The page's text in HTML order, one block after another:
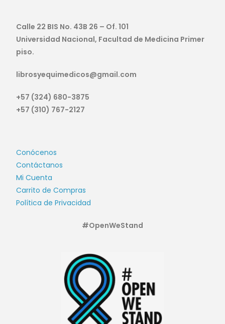
Calle 22 BIS No. 43B 26 – Of. 101
Universidad Nacional, Facultad de Medicina Primer
piso.
librosyequimedicos@gmail.com
+57 (324) 680-3875
+57 (310) 767-2127
Conócenos
Contáctanos
Mi Cuenta
Carrito de Compras
Política de Privacidad
#OpenWeStand